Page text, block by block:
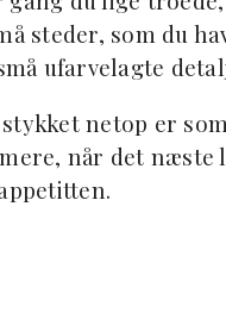
steder, som du
ufarvelagte
netop er
når det